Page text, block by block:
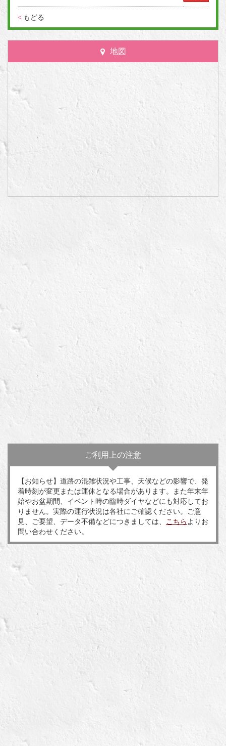
< もどる
地図
ご利用上の注意
【お知らせ】道路の混雑状況や工事、天候などの影響で、発
着時刻が変更または運休となる場合があります。また年末年
始やお盆期間、イベント時の臨時ダイヤなどにも対応してお
りません。実際の運行状況は各社にご確認ください。ご意
見、ご要望、データ不備などにつきましては、
こちら よりお
問い合わせください。